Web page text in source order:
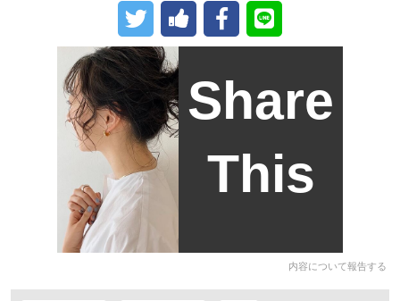
Share
This
内容について報告する